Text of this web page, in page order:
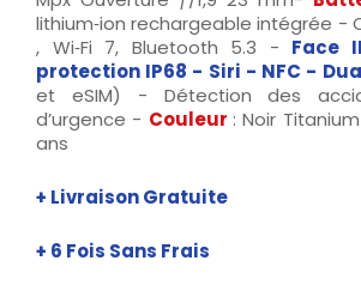
lithium‑ion rechargeable intégrée -
, Wi‑Fi 7, Bluetooth 5.3 - Face
protection IP68 - Siri - NFC -
et eSIM) - Détection des
d’urgence - Couleur : Noir
ans
+ Livraison Gratuite
+ 6 Fois Sans Frais